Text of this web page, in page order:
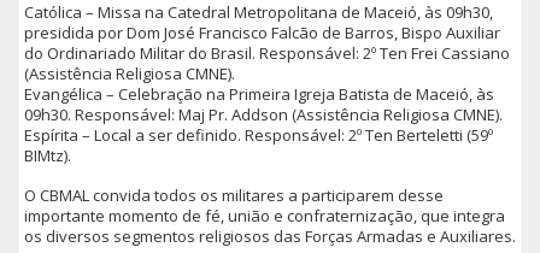
Católica – Missa na Catedral Metropolitana de Maceió, às 09h30,
presidida por Dom José Francisco Falcão de Barros, Bispo Auxiliar
do Ordinariado Militar do Brasil. Responsável: 2º Ten Frei Cassiano
(Assistência Religiosa CMNE).
Evangélica – Celebração na Primeira Igreja Batista de Maceió, às
09h30. Responsável: Maj Pr. Addson (Assistência Religiosa CMNE).
Espírita – Local a ser definido. Responsável: 2º Ten Berteletti (59º
BIMtz).
O CBMAL convida todos os militares a participarem desse
importante momento de fé, união e confraternização, que integra
os diversos segmentos religiosos das Forças Armadas e Auxiliares.